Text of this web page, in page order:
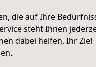
die auf Ihre
steht Ihnen
dabei helfen, Ihr Ziel